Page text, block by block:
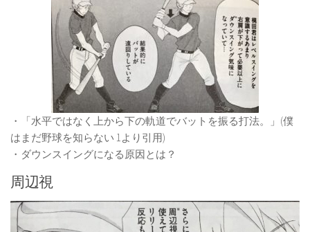
・「水平ではなく上から下の軌道でバットを振る打法。」(僕
はまだ野球を知らない 1より引用)
・ダウンスイングになる原因とは？
周辺視